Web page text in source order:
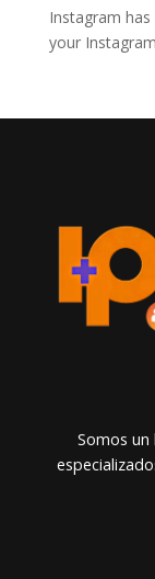
Instagram
your
Somos